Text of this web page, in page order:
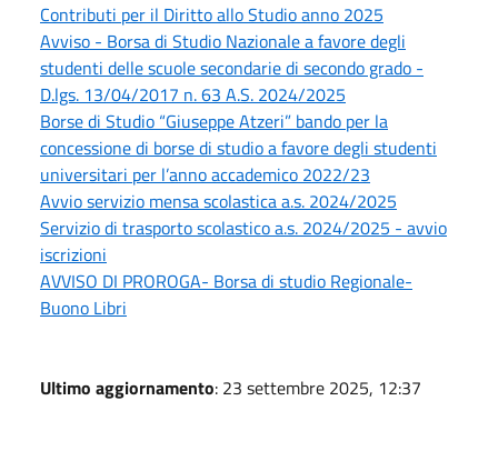
Contributi per il Diritto allo Studio anno 2025
Avviso - Borsa di Studio Nazionale a favore degli
studenti delle scuole secondarie di secondo grado -
D.lgs. 13/04/2017 n. 63 A.S. 2024/2025
Borse di Studio “Giuseppe Atzeri” bando per la
concessione di borse di studio a favore degli studenti
universitari per l’anno accademico 2022/23
Avvio servizio mensa scolastica a.s. 2024/2025
Servizio di trasporto scolastico a.s. 2024/2025 - avvio
iscrizioni
AVVISO DI PROROGA- Borsa di studio Regionale-
Buono Libri
Ultimo aggiornamento: 23 settembre 2025, 12:37